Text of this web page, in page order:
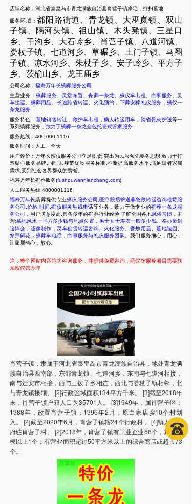
店铺名称：河北省秦皇岛市青龙满族自治县肖营子镇净宅，打扫墓地
服务区域：都阳路街道、青龙镇、大巫岚镇、双山
子镇、隔河头镇、祖山镇、木头凳镇、三星口
乡、干沟乡、大石岭乡、肖营子镇、八道河镇、
娄杖子镇、七道河乡、草碾乡、土门子镇、马圈
子镇、凉水河乡、朱杖子乡、安子岭乡、平方子
乡、茨榆山乡、龙王庙乡
公司名称： 福寿万年长殡葬服务公司
主营业务： 殡葬服务、 灵堂布置 、丧葬一条龙 殡仪车出租 、白事服务
灵
车接运
殡葬用品 长途跨省转运 火化预约 ， 下葬安葬礼仪服务 ， 殡仪一
条龙服务
服务特色： 墓地销售转让 ， 救护车出租 ， 病人转运用车 ， 跨省骨灰护送等一
系列殡葬服务， 致力于殡葬一条龙全包托管式管家服务
服务热线：400-000-1116
服务时间：人工、全天
用户评价：万年长殡仪服务公司立足职责,突出为民服领先要务思想,致力于打
造贴心服务品牌,同时以规范优质服务标准,不断提高服务水平,满足逝者家属
需求,受到社会各界群众的赞誉。
福寿万年长殡葬服务(fushouwannianchang.com)
人工服务热线:4000001116
福寿万年长殡葬提供专业殡仪服务公司 医疗院后护送非急救转运咨询租赁服
务公司 价格 时间 殡仪服务热线电话等业务，致力于做专业的殡葬一条龙服
务公司
，用户满意度高,具备多年的殡葬行业经验,了解全国各地风俗习惯 ，主
营:墓地风水一平方多少钱与地点位置 ， 男士女士寿衣一般多少钱、 举办策划
追悼会 ， 遗像制作 ， 灵车租赁转运咨询、 火化服务、香烛用品 、墓地陵园
祭拜鲜花 ， 殡葬车电话 ，白事服务与礼仪服务团队
。我们服务细心，用心，
让家属省心，放心。
注：整个网站内容均为咨询服务，并提供免费咨询，殡仪馆服务项目需要联
系殡仪馆办理
肖营子镇，隶属于河北省秦皇岛市青龙满族自治县，地处青龙满
族自治县西南部，东邻青龙镇、七道河乡，东南与七道河相接，
南与迁安市相接，西与三拨子乡相连，西北与娄杖子镇相邻，北
与青龙镇接壤。 [2]行政区域面积134平方千米。 [3]截至2018年
末，肖营子镇户籍人口为35701人。 [3]1949年，属肖营子区；
1988年，改置肖营子镇；1996年2月，原白家店乡10个村划
入。 [2]截至2020年6月，肖营子镇辖24个行政村， [4]镇人民政
府驻肖营子村。 [2]2018年，肖营子镇有工业企业66个，其中规
模以上1个；有营业面积超过50平方米以上的综合商店或超市73
个。